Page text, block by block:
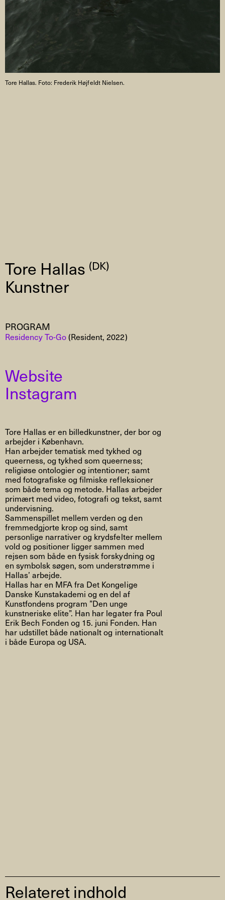
Tore Hallas (DK)
Kunstner
PROGRAM
Residency To-Go(Resident, 2022)
Website
Instagram
Tore Hallas er en billedkunstner, der bor og
arbejder i København.
Han arbejder tematisk med tykhed og
queerness, og tykhed som queerness;
religiøse ontologier og intentioner; samt
med fotografiske og filmiske refleksioner
som både tema og metode. Hallas arbejder
primært med video, fotografi og tekst, samt
undervisning.
Sammenspillet mellem verden og den
fremmedgjorte krop og sind, samt
personlige narrativer og krydsfelter mellem
vold og positioner ligger sammen med
rejsen som både en fysisk forskydning og
en symbolsk søgen, som understrømme i
Hallas’ arbejde.
Hallas har en MFA fra Det Kongelige
Danske Kunstakademi og en del af
Kunstfondens program ”Den unge
kunstneriske elite”. Han har legater fra Poul
Erik Bech Fonden og 15. juni Fonden. Han
har udstillet både nationalt og internationalt
i både Europa og USA.
Tore Hallas. Foto: Frederik Højfeldt Nielsen.
Relateret indhold